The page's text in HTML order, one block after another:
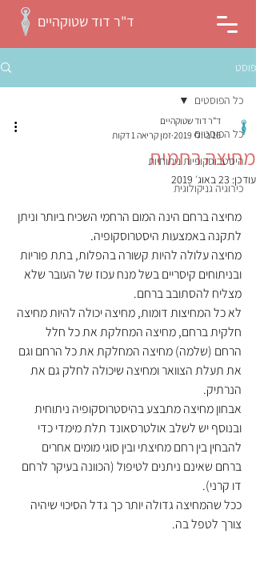
ד"ר דוד שטוקהיים
פוסט
כל הפוסטים
היסטרוסקופיות ניתוחיות
כירוגיה גניקולוגית
כל הפוסטים
מחיצה רחמית
ד"ר דוד שטוקהיים
16 ביולי 2019
זמן קריאה 1 דקות
עודכן: 23 באוג׳ 2019
מחיצה ברחם הינה המום הרחמי השכיח ביותר וניתן
לתקנה באמצעות היסטרוסקופיה.
מחיצה עלולה להיות קשורה בהפלות, בתת פוריות
ובניתוחים קיסריים בשל מנח עכוז של העובר שלא
מצליח להסתובב ברחם.
לא כל המחיצות דומות, מחיצה יכולה להיות מחיצה
חלקית ברחם, מחיצה המחלקת את כל חלל
הרחם (שלמה) מחיצה המחלקת את כל הרחם וגם
את תעלת הצוואר ומחיצה שיכולה לחלק גם את
הנרתיק.
אבחון מחיצה מתבצע בהיסטרוסקופיה ניתוחית
ובנוסף יש לשלב אולטרסאונד תלת מימדי כדי
להבחין בין רחם מחיצתי ובין סוגי מומים אחרים
ברחם שאינם ניתנים לטיפול (הכוונה בעיקר לרחם
דו קרני).
ככל שהמחיצה גדולה יותר כך גדל הסיכוי שיהיה
צורך לטפל בה.